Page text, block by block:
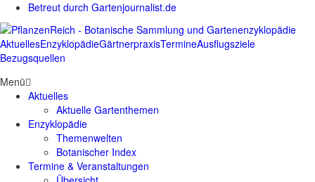
Betreut durch Gartenjournalist.de
AktuellesEnzyklopädieGärtnerpraxisTermineAusflugsziele
Bezugsquellen
Menü
Aktuelles
Aktuelle Gartenthemen
Enzyklopädie
Themenwelten
Botanischer Index
Termine & Veranstaltungen